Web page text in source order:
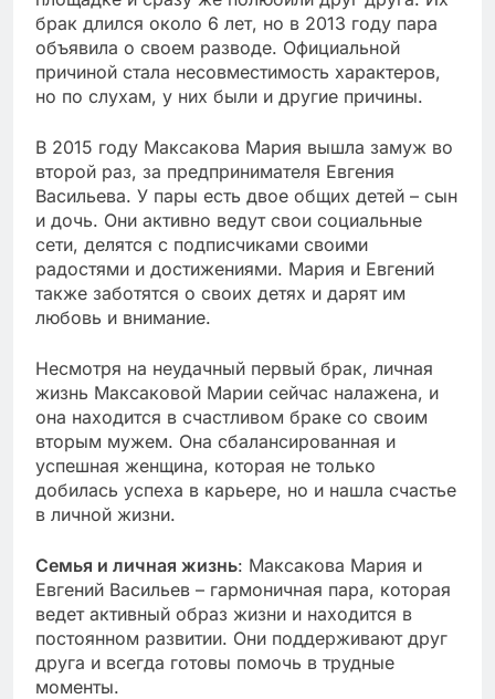
брак длился около 6 лет, но в 2013 году пара
объявила о своем разводе. Официальной
причиной стала несовместимость характеров,
но по слухам, у них были и другие причины.
В 2015 году Максакова Мария вышла замуж во
второй раз, за предпринимателя Евгения
Васильева. У пары есть двое общих детей – сын
и дочь. Они активно ведут свои социальные
сети, делятся с подписчиками своими
радостями и достижениями. Мария и Евгений
также заботятся о своих детях и дарят им
любовь и внимание.
Несмотря на неудачный первый брак, личная
жизнь Максаковой Марии сейчас налажена, и
она находится в счастливом браке со своим
вторым мужем. Она сбалансированная и
успешная женщина, которая не только
добилась успеха в карьере, но и нашла счастье
в личной жизни.
Семья и личная жизнь: Максакова Мария и
Евгений Васильев – гармоничная пара, которая
ведет активный образ жизни и находится в
постоянном развитии. Они поддерживают друг
друга и всегда готовы помочь в трудные
моменты.